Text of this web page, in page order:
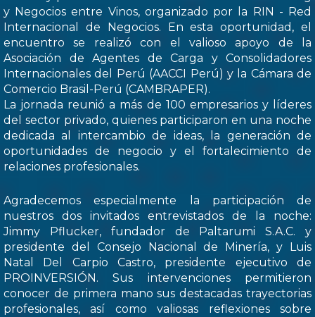
y Negocios entre Vinos, organizado por la RIN - Red
Internacional de Negocios. En esta oportunidad, el
encuentro se realizó con el valioso apoyo de la
Asociación de Agentes de Carga y Consolidadores
Internacionales del Perú (AACCI Perú) y la Cámara de
Comercio Brasil-Perú (CAMBRAPER).
La jornada reunió a más de 100 empresarios y líderes
del sector privado, quienes participaron en una noche
dedicada al intercambio de ideas, la generación de
oportunidades de negocio y el fortalecimiento de
relaciones profesionales.
Agradecemos especialmente la participación de
nuestros dos invitados entrevistados de la noche:
Jimmy Pflucker, fundador de Paltarumi S.A.C. y
presidente del Consejo Nacional de Minería, y Luis
Natal Del Carpio Castro, presidente ejecutivo de
PROINVERSIÓN. Sus intervenciones permitieron
conocer de primera mano sus destacadas trayectorias
profesionales, así como valiosas reflexiones sobre